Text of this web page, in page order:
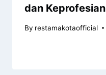
dan
By restamakotaofficial